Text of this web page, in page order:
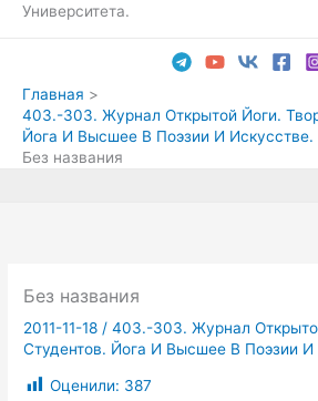
Университета.
Главная
403.-303. Журнал Открытой Йоги.
Йога И Высшее В Поэзии И Искусстве.
Без названия
Без названия
2011-11-18 /403.-303. Журнал
Студентов. Йога И Высшее В Поэзии И
Оценили: 387